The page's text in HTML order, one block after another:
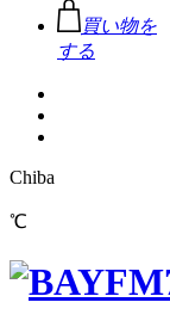
買い物を
する
Chiba
℃